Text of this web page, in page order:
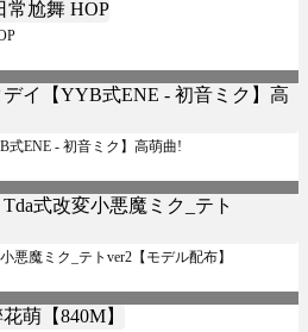
式ENE - 初音ミク】高萌曲!
悪魔ミク_テトver2【モデル配布】